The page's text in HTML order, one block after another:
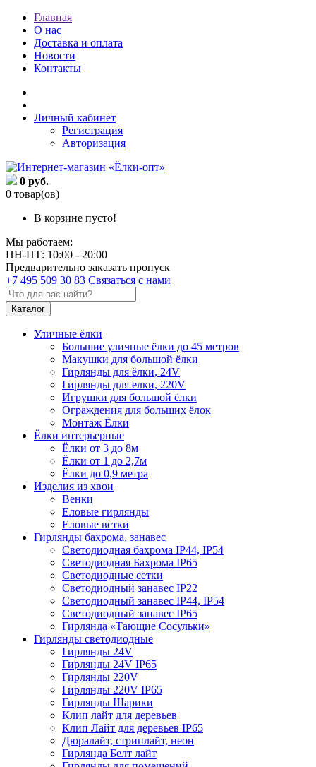
Главная
О нас
Доставка и оплата
Новости
Контакты
Личный кабинет
Регистрация
Авторизация
0 руб.
0 товар(ов)
В корзине пусто!
Мы работаем:
ПН-ПТ: 10:00 - 20:00
Предварительно заказать пропуск
+7 495 509 30 83 Связаться с нами
Каталог
Уличные ёлки
Большие уличные ёлки до 45 метров
Макушки для большой ёлки
Гирлянды для ёлки, 24V
Гирлянды для елки, 220V
Игрушки для большой ёлки
Ограждения для больших ёлок
Монтаж Ёлки
Ёлки интерьерные
Ёлки от 3 до 8м
Ёлки от 1 до 2,7м
Ёлки до 0,9 метра
Изделия из хвои
Венки
Еловые гирлянды
Еловые ветки
Гирлянды бахрома, занавес
Светодиодная бахрома IP44, IP54
Светодиодная Бахрома IP65
Светодиодные сетки
Светодиодный занавес IP22
Светодиодный занавес IP44, IP54
Светодиодный занавес IP65
Гирлянда «Тающие Сосульки»
Гирлянды светодиодные
Гирлянды 24V
Гирлянды 24V IP65
Гирлянды 220V
Гирлянды 220V IP65
Гирлянды Шарики
Клип лайт для деревьев
Клип Лайт для деревьев IP65
Дюралайт, стриплайт, неон
Гирлянда Белт лайт